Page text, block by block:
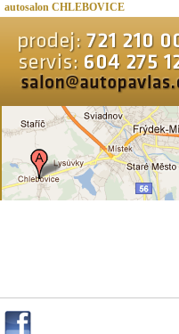
autosalon CHLEBOVICE